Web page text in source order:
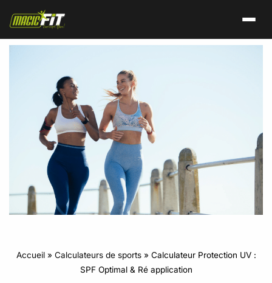
Accueil» Calculateurs de sports» Calculateur Protection UV :
SPF Optimal & Ré application